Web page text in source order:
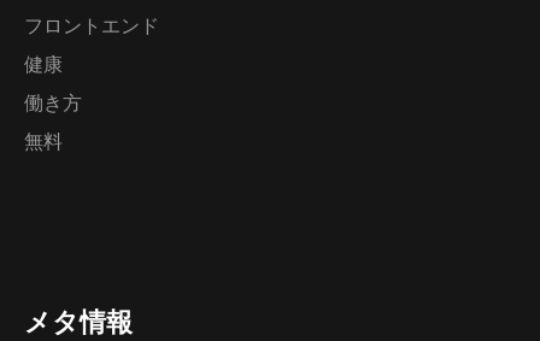
フロントエンド
健康
働き方
無料
メタ情報